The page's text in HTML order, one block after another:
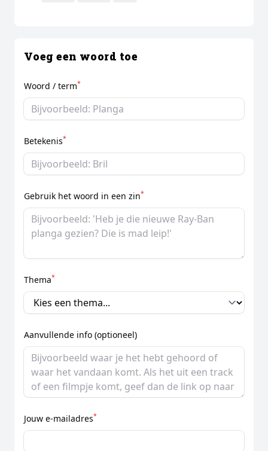
Voeg een woord toe
Woord / term*
Betekenis*
Gebruik het woord in een zin*
Thema*
Aanvullende info (optioneel)
Jouw e-mailadres*